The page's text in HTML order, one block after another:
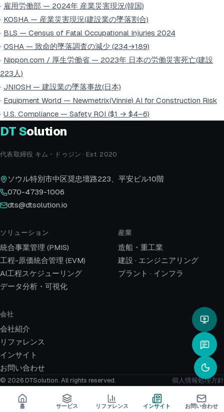
· 雇用労働部 — 2024年 産業災害現況(韓国)
· KOSHA — 産業災害現況(建設業の墜落割合)
· BLS — Census of Fatal Occupational Injuries 2024
· OSHA — 致命的墜落調査の減少 (234→189)
· Nippon.com / 厚生労働省 — 2023年 日本の労働災害死亡(建設
223人)
· JNIOSH — 建設業の墜落事故(日本)
· Equipment World — Newmetrix(Vinnie) AI for Construction Risk
· U.S. Compliance — Safety ROI ($1 → $4–6)
DTSolution
代表取締役 キム・ドゥジン · Est. 2020
ソウル特別市中区奨忠壇路223、平安ビル10階
070-4739-1006
dts@dtsolution.io
ソリューション
統合事業管理 (PMIS)
工程-原価統合管理 (EVM)
AI工程スケジューリング
データ分析・可視化
産業
造船・重工業
建設 · エンジニアリング
プラント · インフラ
会社
会社紹介
リファレンス
インサイト
お問い合わせ
© 2026 DTSolution. All rights reserved. 個人情報処理方針
홈 サービス リファレンス インサイト お問い合わせ